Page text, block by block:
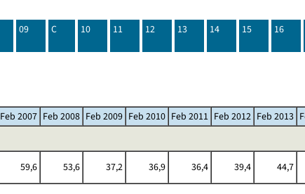
09 C 10 11 12 13 14 15 16
Feb 2007 Feb 2008 Feb 2009 Feb 2010 Feb 2011 Feb 2012 Feb 2013
59,6 53,6 37,2 36,9 36,4 39,4 44,7